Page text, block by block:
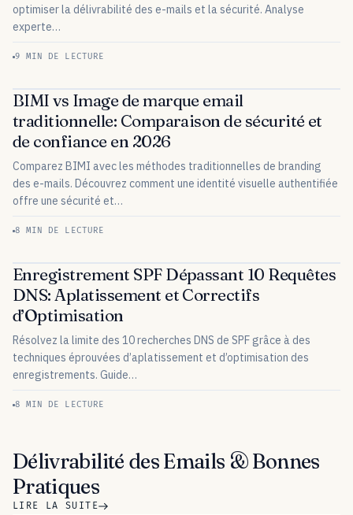
optimiser la délivrabilité des e-mails et la sécurité. Analyse
experte…
9 MIN DE LECTURE
BIMI vs Image de marque email
traditionnelle: Comparaison de sécurité et
de confiance en 2026
Comparez BIMI avec les méthodes traditionnelles de branding
des e-mails. Découvrez comment une identité visuelle authentifiée
offre une sécurité et…
8 MIN DE LECTURE
Enregistrement SPF Dépassant 10 Requêtes
DNS: Aplatissement et Correctifs
d’Optimisation
Résolvez la limite des 10 recherches DNS de SPF grâce à des
techniques éprouvées d’aplatissement et d’optimisation des
enregistrements. Guide…
8 MIN DE LECTURE
Délivrabilité des Emails & Bonnes
Pratiques
LIRE LA SUITE